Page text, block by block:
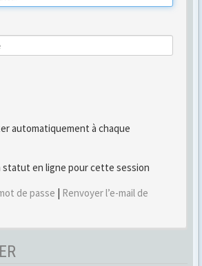
automatiquement à chaque
statut en ligne pour cette session
de passe | Renvoyer l’e-mail de